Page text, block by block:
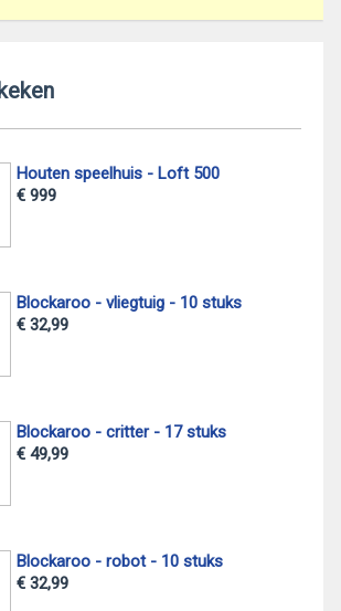
Houten speelhuis - Loft 500
€ 999
Blockaroo - vliegtuig - 10 stuks
€ 32,99
Blockaroo - critter - 17 stuks
€ 49,99
Blockaroo - robot - 10 stuks
€ 32,99